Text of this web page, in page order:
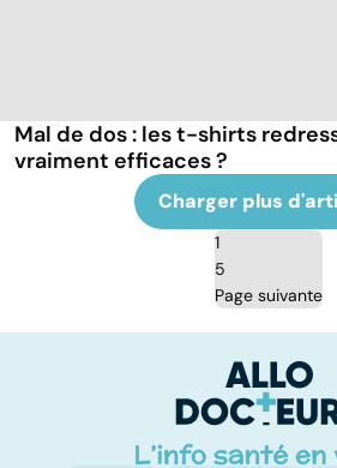
Mal de dos : les t-shirts
vraiment efficaces ?
Charger plus
1
5
Page suivante